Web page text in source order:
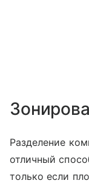
Разделение
отличный
только если